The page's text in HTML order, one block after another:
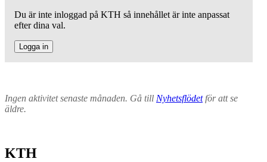
Du är inte inloggad på KTH så innehållet är inte anpassat
efter dina val.
Logga in
Ingen aktivitet senaste månaden. Gå till Nyhetsflödetför att se
äldre.
KTH